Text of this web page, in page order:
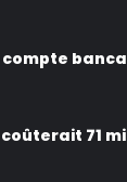
compte
71